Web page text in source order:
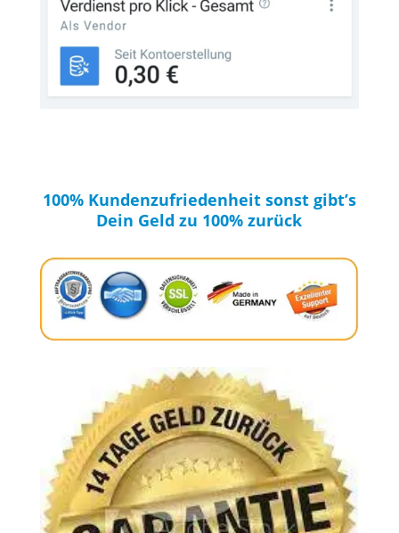
100% Kundenzufriedenheit sonst gibt’s
Dein Geld zu 100% zurück